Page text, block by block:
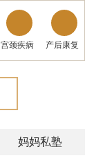
宫颈疾病 产后康复
妈妈私塾